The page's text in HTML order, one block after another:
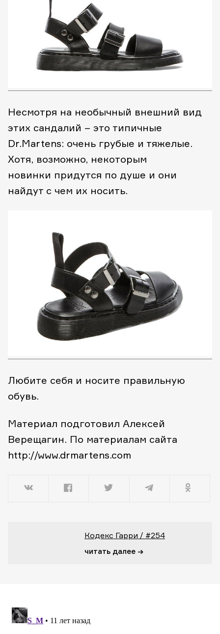
Несмотря на необычный внешний вид
этих сандалий – это типичные
Dr.Martens: очень грубые и тяжелые.
Хотя, возможно, некоторым
новинки придутся по душе и они
найдут с чем их носить.
Любите себя и носите правильную
обувь.
Материал подготовил Алексей
Верещагин. По материалам сайта
http://www.drmartens.com
Кодекс Гарри / #254
читать далее →